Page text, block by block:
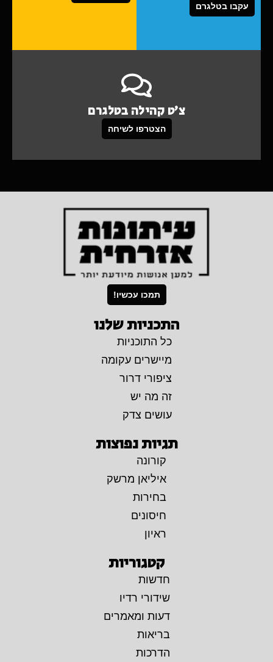
עקבו בטלגרם
צ'ט קהילה בטלגרם
הצטרפו לשיחה
תמכו עכשיו!
התכניות שלנו
כל התוכניות
מיישרים עקומה
ציפורי דרור
זה מה יש
עושים צדק
תגיות נפוצות
קורונה
איליאן מרשק
בחירות
חיסונים
ראיון
קטגוריות
חדשות
שידורי רדיו
דעות ומאמרים
בריאות
הדרכות